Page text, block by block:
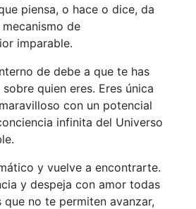
piensa, o hace o dice, da
de
imparable.
de debe a que te has
quien eres. Eres única
con un potencial
infinita del Universo
y vuelve a encontrarte.
y despeja con amor todas
que no te permiten avanzar,